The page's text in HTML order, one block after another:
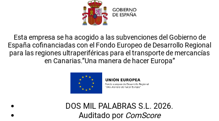
Esta empresa se ha acogido a las subvenciones del Gobierno de
España cofinanciadas con el Fondo Europeo de Desarrollo Regional
para las regiones ultraperiféricas para el transporte de mercancías
en Canarias.”Una manera de hacer Europa”
DOS MIL PALABRAS S.L. 2026.
Auditado por ComScore